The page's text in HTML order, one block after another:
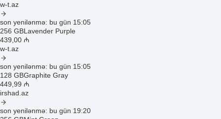
w-t.az
son yenilənmə: bu gün 15:05
256 GBLavender Purple
439 ,00 ₼
w-t.az
son yenilənmə: bu gün 15:05
128 GBGraphite Gray
449 ,99 ₼
irshad.az
son yenilənmə: bu gün 19:20